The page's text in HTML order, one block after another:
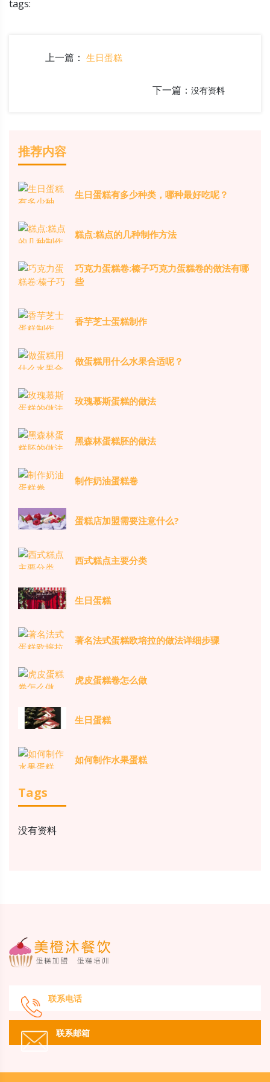
tags:
上一篇： 生日蛋糕
下一篇： 没有资料
推荐内容
生日蛋糕有多少种类，哪种最好吃呢？
糕点:糕点的几种制作方法
巧克力蛋糕卷:榛子巧克力蛋糕卷的做法有哪
些
香芋芝士蛋糕制作
做蛋糕用什么水果合适呢？
玫瑰慕斯蛋糕的做法
黑森林蛋糕胚的做法
制作奶油蛋糕卷
蛋糕店加盟需要注意什么?
西式糕点主要分类
生日蛋糕
著名法式蛋糕欧培拉的做法详细步骤
虎皮蛋糕卷怎么做
生日蛋糕
如何制作水果蛋糕
Tags
没有资料
联系电话
联系邮箱